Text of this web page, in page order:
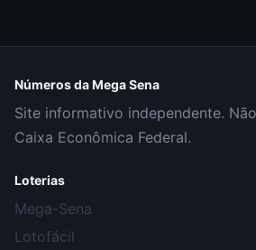
Números da Mega Sena
Site informativo independente.
Caixa Econômica Federal.
Loterias
Mega-Sena
Lotofácil